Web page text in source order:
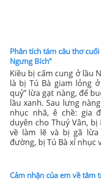
Phân tích tám câu thơ
Ngưng Bích”
Kiều bị cấm cung ở lầu
là bị Tú Bà giam lỏng
quỷ” lừa gạt nàng, để
lầu xanh. Sau lưng
nhục nhã, ê chề: gia
duyên cho Thuý Vân,
về làm lẽ và bị gã
đường, bị Tú Bà xỉ nhục
Cảm nhận của em về tâm